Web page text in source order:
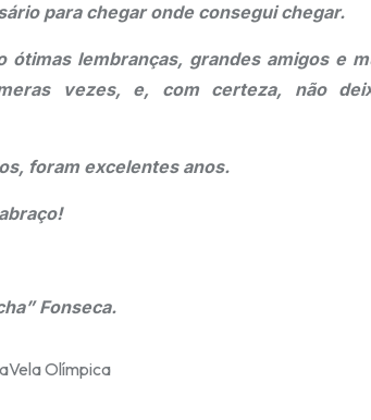
para chegar onde consegui chegar.
ótimas lembranças, grandes amigos e
vezes, e, com certeza, não
foram excelentes anos.
Fonseca.
Vela Olímpica